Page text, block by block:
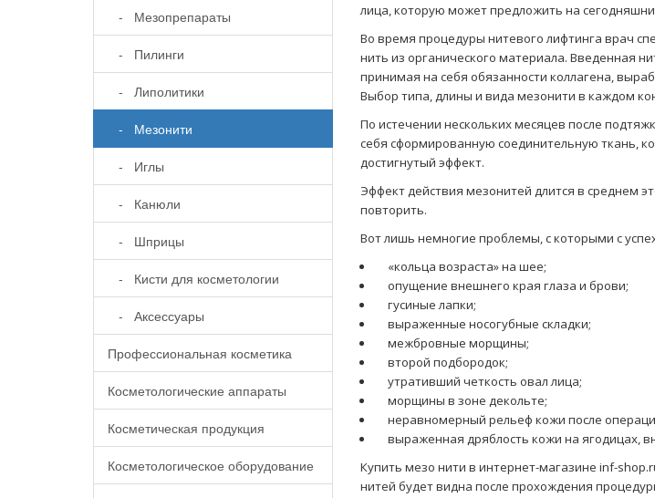
- Мезопрепараты
- Пилинги
- Липолитики
- Мезонити
- Иглы
- Канюли
- Шприцы
- Кисти для косметологии
- Аксессуары
Профессиональная косметика
Косметологические аппараты
Косметическая продукция
Косметологическое оборудование
лица, которую может предложить на
Во время процедуры нитевого лифтинга врач
нить из органического материала. Введенная
принимая на себя обязанности коллагена,
Выбор типа, длины и вида мезонити в каждом
По истечении нескольких месяцев после
себя сформированную соединительную ткань,
достигнутый эффект.
Эффект действия мезонитей длится в среднем
повторить.
Вот лишь немногие проблемы, с которыми с
«кольца возраста» на шее;
опущение внешнего края глаза и брови;
гусиные лапки;
выраженные носогубные складки;
межбровные морщины;
второй подбородок;
утративший четкость овал лица;
морщины в зоне декольте;
неравномерный рельеф кожи после
выраженная дряблость кожи на ягодицах,
Купить мезо нити в интернет-магазине inf-shop.
нитей будет видна после прохождения